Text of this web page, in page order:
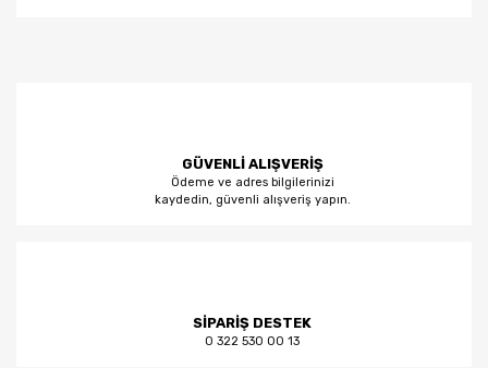
GÜVENLİ ALIŞVERİŞ
Ödeme ve adres bilgilerinizi
kaydedin, güvenli alışveriş yapın.
SİPARİŞ DESTEK
0 322 530 00 13